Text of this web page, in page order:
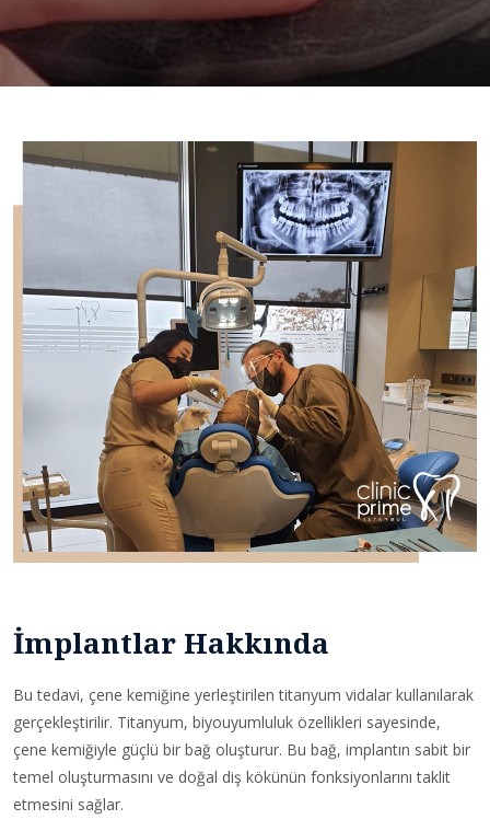
İmplantlar Hakkında
Bu tedavi, çene kemiğine yerleştirilen titanyum vidalar kullanılarak
gerçekleştirilir. Titanyum, biyouyumluluk özellikleri sayesinde,
çene kemiğiyle güçlü bir bağ oluşturur. Bu bağ, implantın sabit bir
temel oluşturmasını ve doğal diş kökünün fonksiyonlarını taklit
etmesini sağlar.